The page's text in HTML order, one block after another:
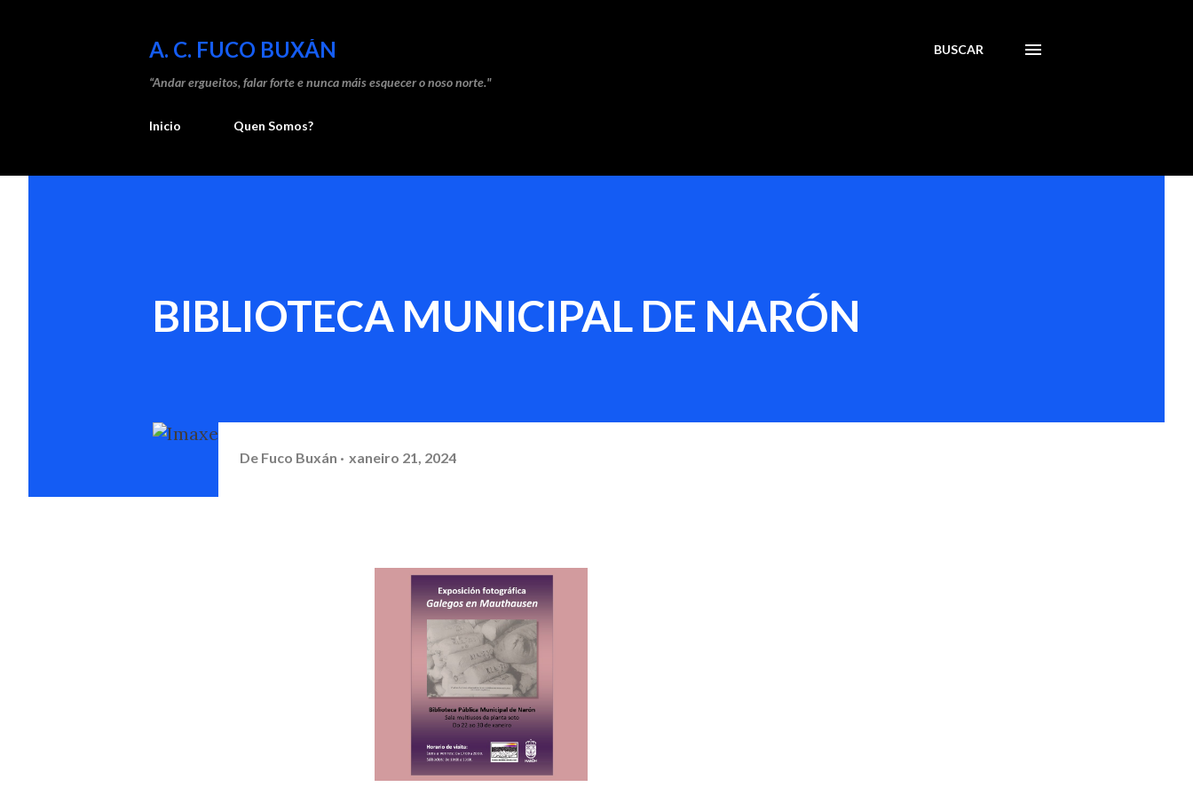
A. C. FUCO BUXÁN
“Andar ergueitos, falar forte e nunca máis esquecer o noso norte."
BUSCAR
Inicio Quen Somos?
BIBLIOTECA MUNICIPAL DE NARÓN
De Fuco Buxán xaneiro 21, 2024